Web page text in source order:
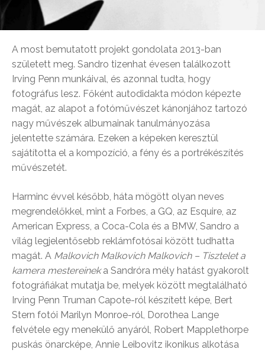
A most bemutatott projekt gondolata 2013-ban
született meg. Sandro tizenhat évesen találkozott
Irving Penn munkáival, és azonnal tudta, hogy
fotográfus lesz. Főként autodidakta módon képezte
magát, az alapot a fotóművészet kánonjához tartozó
nagy művészek albumainak tanulmányozása
jelentette számára. Ezeken a képeken keresztül
sajátította el a kompozíció, a fény és a portrékészítés
művészetét.
Harminc évvel később, háta mögött olyan neves
megrendelőkkel, mint a Forbes, a GQ, az Esquire, az
American Express, a Coca-Cola és a BMW, Sandro a
világ legjelentősebb reklámfotósai között tudhatta
magát. A Malkovich Malkovich Malkovich – Tisztelet a
kamera mestereineka Sandróra mély hatást gyakorolt
fotográfiákat mutatja be, melyek között megtalálható
Irving Penn Truman Capote-ról készített képe, Bert
Stern fotói Marilyn Monroe-ról, Dorothea Lange
felvétele egy menekülő anyáról, Robert Mapplethorpe
puskás önarcképe, Annie Leibovitz ikonikus alkotása